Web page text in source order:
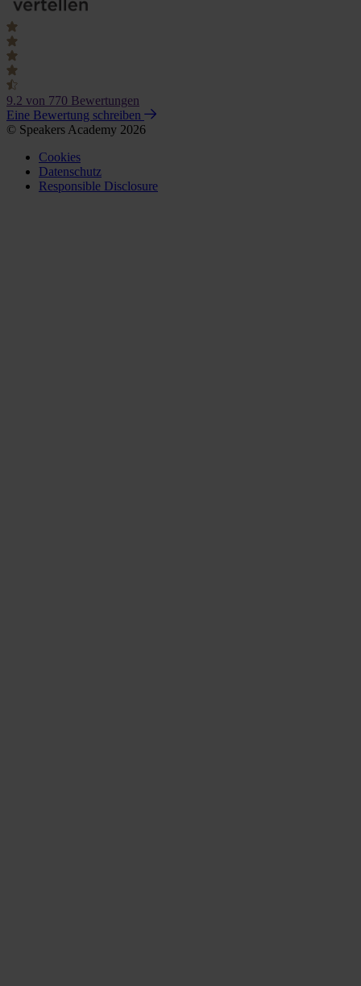
9.2 von 770 Bewertungen
Eine Bewertung schreiben
© Speakers Academy 2026
Cookies
Datenschutz
Responsible Disclosure